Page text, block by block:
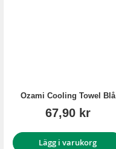
Ozami Cooling Towel Blå
67,90 kr
Lägg i varukorg